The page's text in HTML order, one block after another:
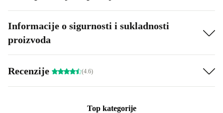
Informacije o sigurnosti i sukladnosti
proizvoda
Recenzije (4.6)
Top kategorije